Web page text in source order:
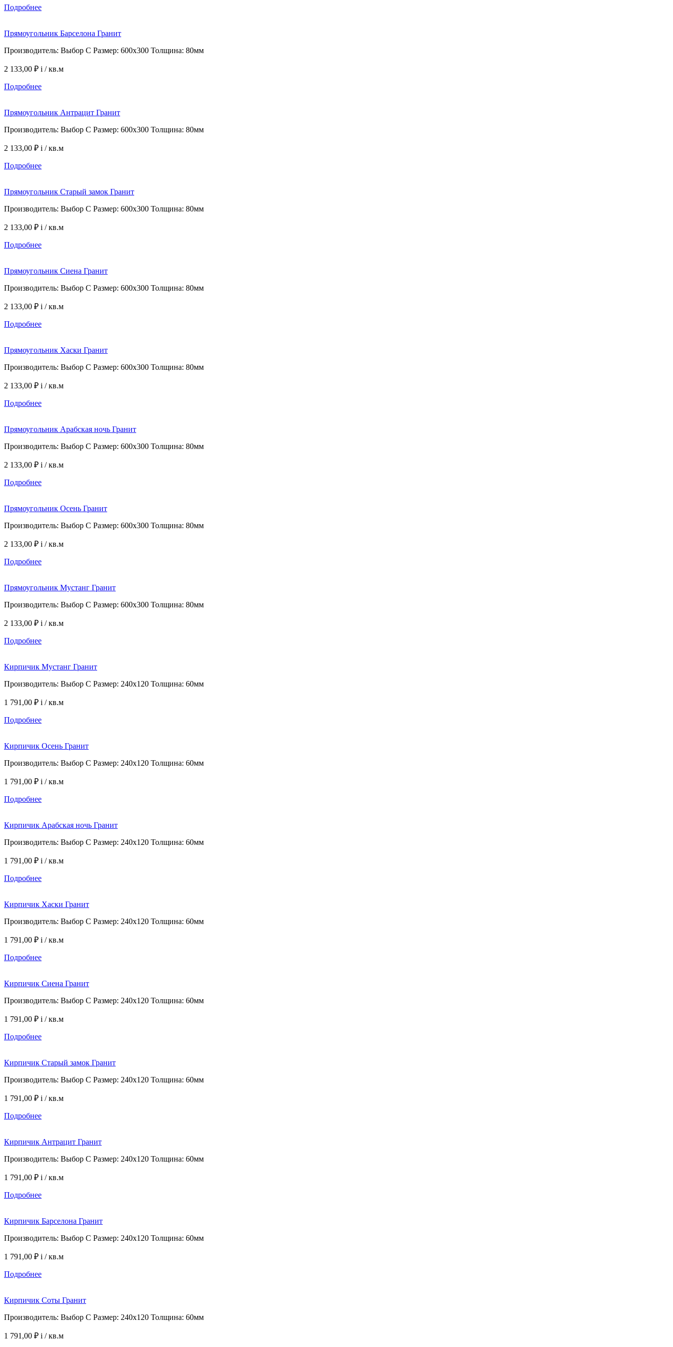
Подробнее
Прямоугольник Барселона Гранит
Производитель: Выбор С Размер: 600х300 Толщина: 80мм
2 133,00 ₽ i / кв.м
Подробнее
Прямоугольник Антрацит Гранит
Производитель: Выбор С Размер: 600х300 Толщина: 80мм
2 133,00 ₽ i / кв.м
Подробнее
Прямоугольник Старый замок Гранит
Производитель: Выбор С Размер: 600х300 Толщина: 80мм
2 133,00 ₽ i / кв.м
Подробнее
Прямоугольник Сиена Гранит
Производитель: Выбор С Размер: 600х300 Толщина: 80мм
2 133,00 ₽ i / кв.м
Подробнее
Прямоугольник Хаски Гранит
Производитель: Выбор С Размер: 600х300 Толщина: 80мм
2 133,00 ₽ i / кв.м
Подробнее
Прямоугольник Арабская ночь Гранит
Производитель: Выбор С Размер: 600х300 Толщина: 80мм
2 133,00 ₽ i / кв.м
Подробнее
Прямоугольник Осень Гранит
Производитель: Выбор С Размер: 600х300 Толщина: 80мм
2 133,00 ₽ i / кв.м
Подробнее
Прямоугольник Мустанг Гранит
Производитель: Выбор С Размер: 600х300 Толщина: 80мм
2 133,00 ₽ i / кв.м
Подробнее
Кирпичик Мустанг Гранит
Производитель: Выбор С Размер: 240х120 Толщина: 60мм
1 791,00 ₽ i / кв.м
Подробнее
Кирпичик Осень Гранит
Производитель: Выбор С Размер: 240х120 Толщина: 60мм
1 791,00 ₽ i / кв.м
Подробнее
Кирпичик Арабская ночь Гранит
Производитель: Выбор С Размер: 240х120 Толщина: 60мм
1 791,00 ₽ i / кв.м
Подробнее
Кирпичик Хаски Гранит
Производитель: Выбор С Размер: 240х120 Толщина: 60мм
1 791,00 ₽ i / кв.м
Подробнее
Кирпичик Сиена Гранит
Производитель: Выбор С Размер: 240х120 Толщина: 60мм
1 791,00 ₽ i / кв.м
Подробнее
Кирпичик Старый замок Гранит
Производитель: Выбор С Размер: 240х120 Толщина: 60мм
1 791,00 ₽ i / кв.м
Подробнее
Кирпичик Антрацит Гранит
Производитель: Выбор С Размер: 240х120 Толщина: 60мм
1 791,00 ₽ i / кв.м
Подробнее
Кирпичик Барселона Гранит
Производитель: Выбор С Размер: 240х120 Толщина: 60мм
1 791,00 ₽ i / кв.м
Подробнее
Кирпичик Соты Гранит
Производитель: Выбор С Размер: 240х120 Толщина: 60мм
1 791,00 ₽ i / кв.м